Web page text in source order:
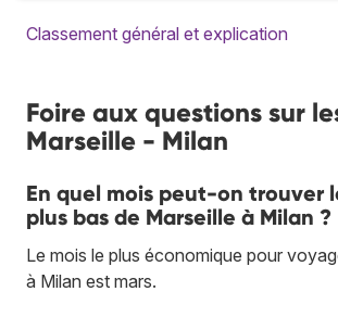
Classement général et explication
Foire aux questions sur
Marseille - Milan
En quel mois peut-on trouver
plus bas de Marseille à Milan ?
Le mois le plus économique pour
à Milan est mars.